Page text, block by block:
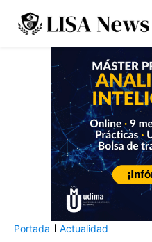
Portada Actualidad